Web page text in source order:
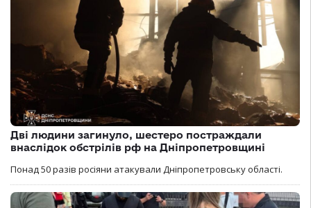
Дві людини загинуло, шестеро постраждали
внаслідок обстрілів рф на Дніпропетровщині
Понад 50 разів росіяни атакували Дніпропетровську області.